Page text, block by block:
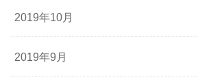
2019年10月
2019年9月